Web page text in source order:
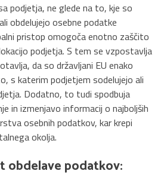
podjetja, ne glede na to, kje so
obdelujejo osebne podatke
pristop omogoča enotno zaščito
podjetja. S tem se vzpostavlja
da so državljani EU enako
s katerim podjetjem sodelujejo ali
Dodatno, to tudi spodbuja
in izmenjavo informacij o najboljših
osebnih podatkov, kar krepi
okolja.
obdelave podatkov: